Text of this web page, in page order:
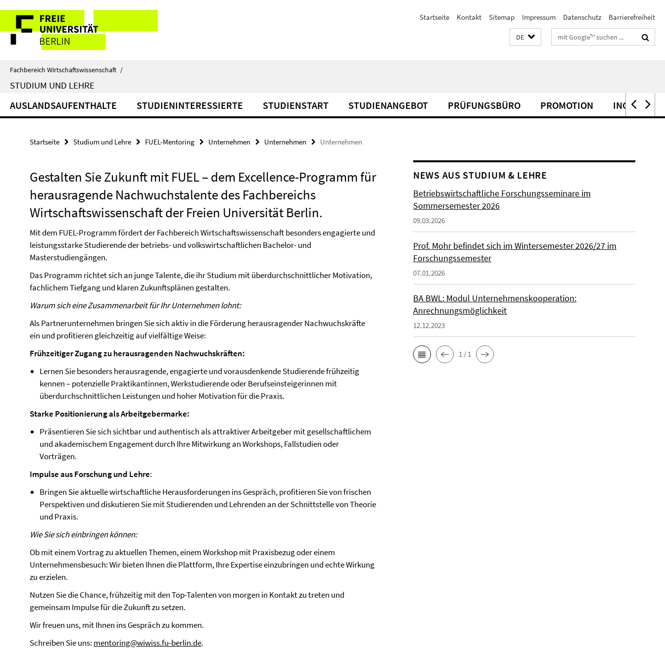
direkt
zu
Inhalt
Service-
Navigation
Startseite Kontakt Sitemap Impressum Datenschutz Barrierefreiheit
DE Suchbegriffe
Fachbereich Wirtschaftswissenschaft /
STUDIUM UND LEHRE
AUSLANDSAUFENTHALTE STUDIENINTERESSIERTE STUDIENSTART STUDIENANGEBOT PRÜFUNGSBÜRO PROMOTION INCOMINGS
Startseite Studium und Lehre FUEL-Mentoring Unternehmen Unternehmen Unternehmen
Gestalten Sie Zukunft mit FUEL – dem Excellence-Programm für
herausragende Nachwuchstalente des Fachbereichs
Wirtschaftswissenschaft der Freien Universität Berlin.
Mit dem FUEL-Programm fördert der Fachbereich Wirtschaftswissenschaft besonders engagierte und
leistungsstarke Studierende der betriebs- und volkswirtschaftlichen Bachelor- und
Masterstudiengängen.
Das Programm richtet sich an junge Talente, die ihr Studium mit überdurchschnittlicher Motivation,
fachlichem Tiefgang und klaren Zukunftsplänen gestalten.
Warum sich eine Zusammenarbeit für Ihr Unternehmen lohnt:
Als Partnerunternehmen bringen Sie sich aktiv in die Förderung herausragender Nachwuchskräfte
ein und profitieren gleichzeitig auf vielfältige Weise:
Frühzeitiger Zugang zu herausragenden Nachwuchskräften:
Lernen Sie besonders herausragende, engagierte und vorausdenkende Studierende frühzeitig
kennen – potenzielle Praktikantinnen, Werkstudierende oder Berufseinsteigerinnen mit
überdurchschnittlichen Leistungen und hoher Motivation für die Praxis.
Starke Positionierung als Arbeitgebermarke:
Präsentieren Sie sich sichtbar und authentisch als attraktiver Arbeitgeber mit gesellschaftlichem
und akademischem Engagement durch Ihre Mitwirkung an Workshops, Fallstudien oder
Vorträgen.
Impulse aus Forschung und Lehre:
Bringen Sie aktuelle wirtschaftliche Herausforderungen ins Gespräch, profitieren Sie von frischen
Perspektiven und diskutieren Sie mit Studierenden und Lehrenden an der Schnittstelle von Theorie
und Praxis.
Wie Sie sich einbringen können:
Ob mit einem Vortrag zu aktuellen Themen, einem Workshop mit Praxisbezug oder einem
Unternehmensbesuch: Wir bieten Ihnen die Plattform, Ihre Expertise einzubringen und echte Wirkung
zu erzielen.
Nutzen Sie die Chance, frühzeitig mit den Top-Talenten von morgen in Kontakt zu treten und
gemeinsam Impulse für die Zukunft zu setzen.
Wir freuen uns, mit Ihnen ins Gespräch zu kommen.
Schreiben Sie uns: mentoring@wiwiss.fu-berlin.de.
NEWS AUS STUDIUM & LEHRE
Betriebswirtschaftliche Forschungsseminare im
Sommersemester 2026
09.03.2026
Prof. Mohr befindet sich im Wintersemester 2026/27 im
Forschungssemester
07.01.2026
BA BWL: Modul Unternehmenskooperation:
Anrechnungsmöglichkeit
12.12.2023
1 / 1